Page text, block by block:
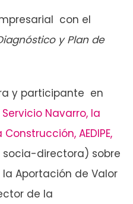
con el
y Plan de
y participante en
Navarro, la
AEDIPE,
socia-directora) sobre
Aportación de Valor
de la